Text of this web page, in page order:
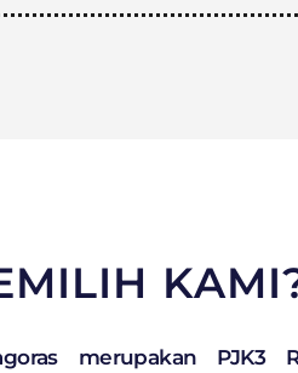
merupakan PJK3